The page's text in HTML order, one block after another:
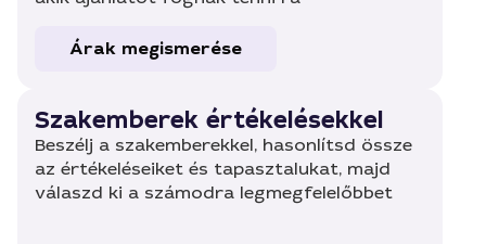
Árak megismerése
Szakemberek értékelésekkel
Beszélj a szakemberekkel, hasonlítsd össze
az értékeléseiket és tapasztalukat, majd
válaszd ki a számodra legmegfelelőbbet